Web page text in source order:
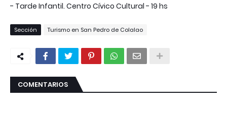
- Tarde Infantil. Centro Cívico Cultural - 19 hs
Sección Turismo en San Pedro de Colalao
COMENTARIOS